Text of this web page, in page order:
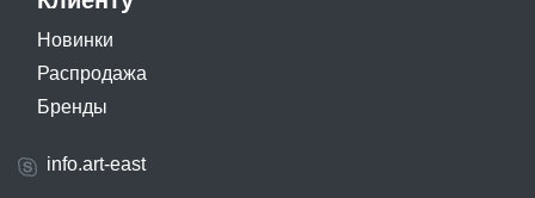
Новинки
Распродажа
Бренды
info.art-east